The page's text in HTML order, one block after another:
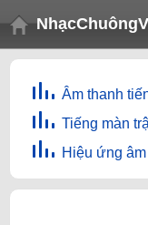
Âm thanh
Tiếng màn
Hiệu ứng